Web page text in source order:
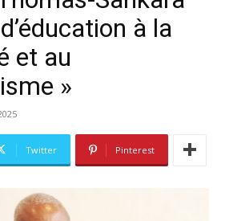
à la
et au
»
Twitter Pinterest